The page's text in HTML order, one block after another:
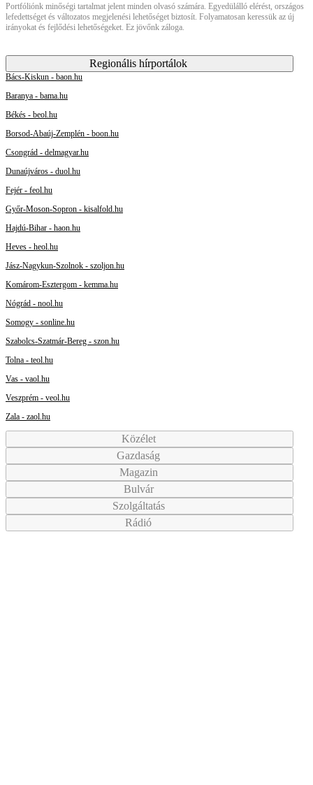
Portfóliónk minőségi tartalmat jelent minden olvasó számára. Egyedülálló elérést, országos
lefedettséget és változatos megjelenési lehetőséget biztosít. Folyamatosan keressük az új
irányokat és fejlődési lehetőségeket. Ez jövőnk záloga.
Regionális hírportálok
Bács-Kiskun - baon.hu
Baranya - bama.hu
Békés - beol.hu
Borsod-Abaúj-Zemplén - boon.hu
Csongrád - delmagyar.hu
Dunaújváros - duol.hu
Fejér - feol.hu
Győr-Moson-Sopron - kisalfold.hu
Hajdú-Bihar - haon.hu
Heves - heol.hu
Jász-Nagykun-Szolnok - szoljon.hu
Komárom-Esztergom - kemma.hu
Nógrád - nool.hu
Somogy - sonline.hu
Szabolcs-Szatmár-Bereg - szon.hu
Tolna - teol.hu
Vas - vaol.hu
Veszprém - veol.hu
Zala - zaol.hu
Közélet
Gazdaság
Magazin
Bulvár
Szolgáltatás
Rádió